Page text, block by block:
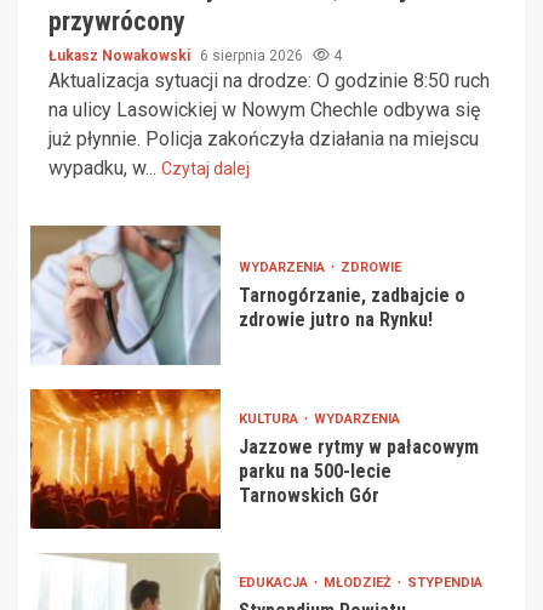
przywrócony
Łukasz Nowakowski 6 sierpnia 2026 4
Aktualizacja sytuacji na drodze: O godzinie 8:50 ruch
na ulicy Lasowickiej w Nowym Chechle odbywa się
już płynnie. Policja zakończyła działania na miejscu
wypadku, w... Czytaj dalej
WYDARZENIA ZDROWIE
Tarnogórzanie, zadbajcie o
zdrowie jutro na Rynku!
KULTURA WYDARZENIA
Jazzowe rytmy w pałacowym
parku na 500-lecie
Tarnowskich Gór
EDUKACJA MŁODZIEŻ STYPENDIA